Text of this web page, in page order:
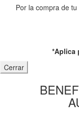
Por la compra de
*Aplica
Cerrar